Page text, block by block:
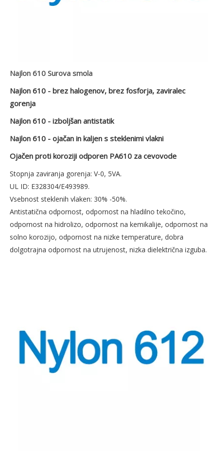
Najlon 610 Surova smola
Najlon 610 - brez halogenov, brez fosforja, zaviralec
gorenja
Najlon 610 - izboljšan antistatik
Najlon 610 - ojačan in kaljen s steklenimi vlakni
Ojačen proti koroziji odporen PA610 za cevovode
Stopnja zaviranja gorenja: V-0, 5VA.
UL ID: E328304/E493989.
Vsebnost steklenih vlaken: 30% -50%.
Antistatična odpornost, odpornost na hladilno tekočino,
odpornost na hidrolizo, odpornost na kemikalije, odpornost na
solno korozijo, odpornost na nizke temperature, dobra
dolgotrajna odpornost na utrujenost, nizka dielektrična izguba.